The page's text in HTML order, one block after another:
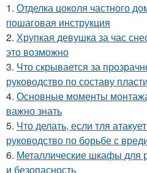
1. Отделка цоколя частного
пошаговая инструкция
2. Хрупкая девушка за час
это возможно
3. Что скрывается за
руководство по составу
4. Основные моменты
важно знать
5. Что делать, если тля
руководство по борьбе с
6. Металлические шкафы для
и безопасность